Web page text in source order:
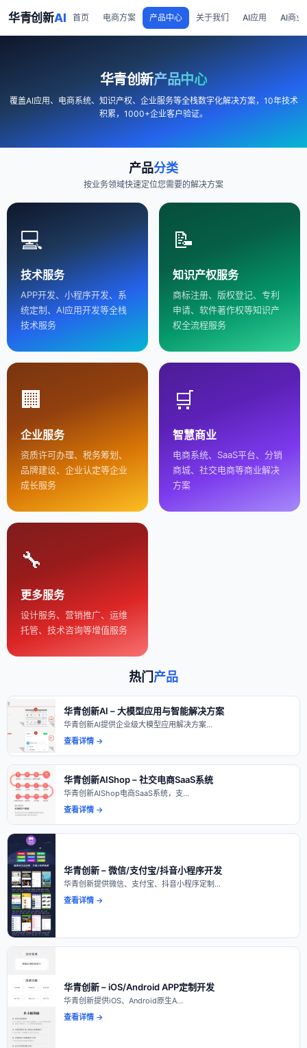
华青创新AI 首页 电商方案 产品中心 关于我们 AI应用 AI商业
华青创新产品中心
覆盖AI应用、电商系统、知识产权、企业服务等全栈数字化解决方案，10年技术
积累，1000+企业客户验证。
产品分类
按业务领域快速定位您需要的解决方案
💻
技术服务
APP开发、小程序开发、系
统定制、AI应用开发等全栈
技术服务
📝
知识产权服务
商标注册、版权登记、专利
申请、软件著作权等知识产
权全流程服务
🏢
企业服务
资质许可办理、税务筹划、
品牌建设、企业认定等企业
成长服务
🛒
智慧商业
电商系统、SaaS平台、分销
商城、社交电商等商业解决
方案
🔧
更多服务
设计服务、营销推广、运维
托管、技术咨询等增值服务
热门产品
华青创新AI – 大模型应用与智能解决方案
华青创新AI提供企业级大模型应用解决方案…
查看详情 →
华青创新AIShop – 社交电商SaaS系统
华青创新AIShop电商SaaS系统，支…
查看详情 →
华青创新 – 微信/支付宝/抖音小程序开发
华青创新提供微信、支付宝、抖音小程序定制…
查看详情 →
华青创新 – iOS/Android APP定制开发
华青创新提供iOS、Android原生A…
查看详情 →